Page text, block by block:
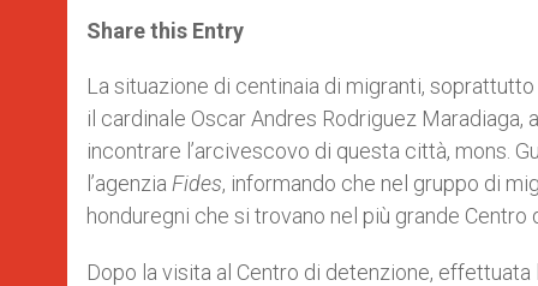
t
s
p
p
s
e
g
e
r
e
b
o
k
r
Share this Entry
La situazione di centinaia di migranti,
il cardinale Oscar Andres Rodriguez
incontrare l’arcivescovo di questa città, mons.
l’agenzia Fides, informando che nel gruppo di
honduregni che si trovano nel più grande
Dopo la visita al Centro di detenzione,